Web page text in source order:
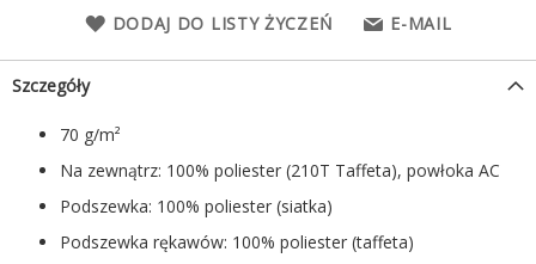
DODAJ DO LISTY ŻYCZEŃ E-MAIL
Szczegóły
70 g/m²
Na zewnątrz: 100% poliester (210T Taffeta), powłoka AC
Podszewka: 100% poliester (siatka)
Podszewka rękawów: 100% poliester (taffeta)